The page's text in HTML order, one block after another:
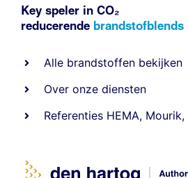
Key speler in CO₂
reducerende brandstofblends
Alle brandstoffen bekijken
Over onze diensten
Referenties HEMA, Mourik,